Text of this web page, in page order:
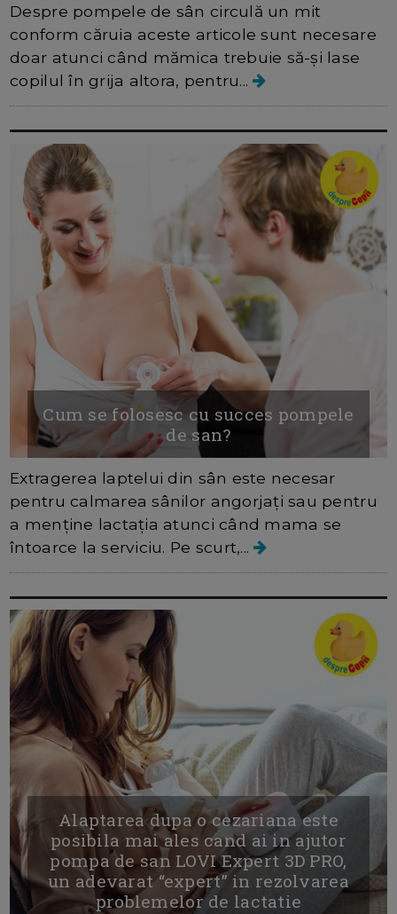
Despre pompele de sân circulă un mit
conform căruia aceste articole sunt necesare
doar atunci când mămica trebuie să-și lase
copilul în grija altora, pentru...
Cum se folosesc cu succes pompele
de san?
Extragerea laptelui din sân este necesar
pentru calmarea sânilor angorjați sau pentru
a menține lactația atunci când mama se
întoarce la serviciu. Pe scurt,...
Alaptarea dupa o cezariana este
posibila mai ales cand ai in ajutor
pompa de san LOVI Expert 3D PRO,
un adevarat “expert” in rezolvarea
problemelor de lactatie